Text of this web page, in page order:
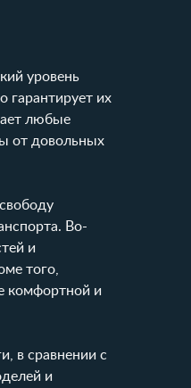
уровень
гарантирует их
любые
от довольных
Во-
и
того,
комфортной и
в сравнении с
и